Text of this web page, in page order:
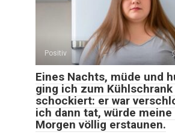
Positiv
Eines Nachts, müde und
ging ich zum Kühlschrank
schockiert: er war
ich dann tat, würde meine
Morgen völlig erstaunen.